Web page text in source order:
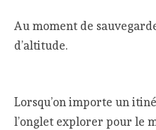
Au moment de
d’altitude.
Lorsqu’on importe un
l’onglet explorer pour le